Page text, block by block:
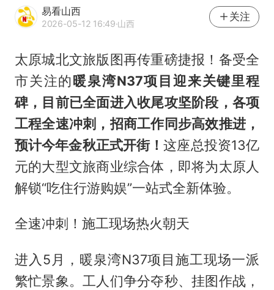
易看山西
2026-05-12 16:49·山西
关注
太原城北文旅版图再传重磅捷报！备受全
市关注的暖泉湾N37项目迎来关键里程
碑，目前已全面进入收尾攻坚阶段，各项
工程全速冲刺，招商工作同步高效推进，
预计今年金秋正式开街！这座总投资13亿
元的大型文旅商业综合体，即将为太原人
解锁“吃住行游购娱”一站式全新体验。
全速冲刺！施工现场热火朝天
进入5月，暖泉湾N37项目施工现场一派
繁忙景象。工人们争分夺秒、挂图作战，